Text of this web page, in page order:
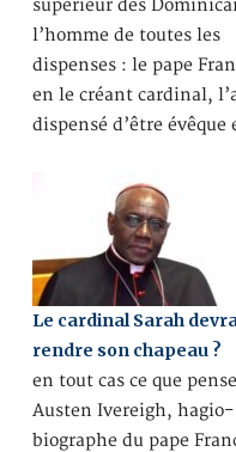
supérieur des
l’homme de toutes les
dispenses : le pape
en le créant cardinal,
dispensé d’être évêque
Le cardinal Sarah
rendre son chapeau ?
en tout cas ce que pense
Austen Ivereigh, hagio-
biographe du pape